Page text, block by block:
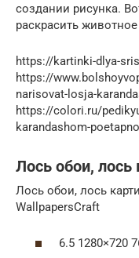
создании рисунка.
раскрасить
https://kartinki-dlya-
https://
narisovat-losja-
https://colori.ru/
karandashom-
Лось обои, лось
Лось обои, лось
WallpapersCraft
6.5 1280×720